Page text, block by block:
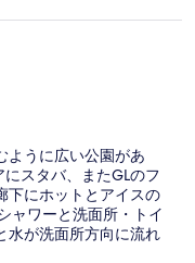
ように広い公園があ
スタバ、またGLのフ
下にホットとアイスの
ャワーと洗面所・トイ
水が洗面所方向に流れ